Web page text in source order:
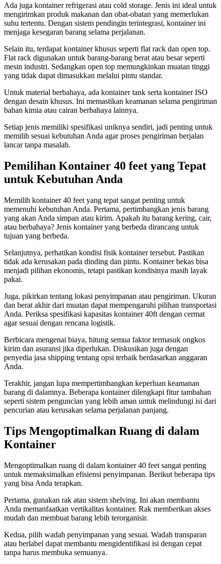
Ada juga kontainer refrigerasi atau cold storage. Jenis ini ideal untuk
mengirimkan produk makanan dan obat-obatan yang memerlukan
suhu tertentu. Dengan sistem pendingin terintegrasi, kontainer ini
menjaga kesegaran barang selama perjalanan.
Selain itu, terdapat kontainer khusus seperti flat rack dan open top.
Flat rack digunakan untuk barang-barang berat atau besar seperti
mesin industri. Sedangkan open top memungkinkan muatan tinggi
yang tidak dapat dimasukkan melalui pintu standar.
Untuk material berbahaya, ada kontainer tank serta kontainer ISO
dengan desain khusus. Ini memastikan keamanan selama pengiriman
bahan kimia atau cairan berbahaya lainnya.
Setiap jenis memiliki spesifikasi uniknya sendiri, jadi penting untuk
memilih sesuai kebutuhan Anda agar proses pengiriman berjalan
lancar tanpa masalah.
Pemilihan Kontainer 40 feet yang Tepat
untuk Kebutuhan Anda
Memilih kontainer 40 feet yang tepat sangat penting untuk
memenuhi kebutuhan Anda. Pertama, pertimbangkan jenis barang
yang akan Anda simpan atau kirim. Apakah itu barang kering, cair,
atau berbahaya? Jenis kontainer yang berbeda dirancang untuk
tujuan yang berbeda.
Selanjutnya, perhatikan kondisi fisik kontainer tersebut. Pastikan
tidak ada kerusakan pada dinding dan pintu. Kontainer bekas bisa
menjadi pilihan ekonomis, tetapi pastikan kondisinya masih layak
pakai.
Juga, pikirkan tentang lokasi penyimpanan atau pengiriman. Ukuran
dan berat akhir dari muatan dapat mempengaruhi pilihan transportasi
Anda. Periksa spesifikasi kapasitas kontainer 40ft dengan cermat
agar sesuai dengan rencana logistik.
Berbicara mengenai biaya, hitung semua faktor termasuk ongkos
kirim dan asuransi jika diperlukan. Diskusikan juga dengan
penyedia jasa shipping tentang opsi terbaik berdasarkan anggaran
Anda.
Terakhir, jangan lupa mempertimbangkan keperluan keamanan
barang di dalamnya. Beberapa kontainer dilengkapi fitur tambahan
seperti sistem penguncian yang lebih aman untuk melindungi isi dari
pencurian atau kerusakan selama perjalanan panjang.
Tips Mengoptimalkan Ruang di dalam
Kontainer
Mengoptimalkan ruang di dalam kontainer 40 feet sangat penting
untuk memaksimalkan efisiensi penyimpanan. Berikut beberapa tips
yang bisa Anda terapkan.
Pertama, gunakan rak atau sistem shelving. Ini akan membantu
Anda memanfaatkan vertikalitas kontainer. Rak memberikan akses
mudah dan membuat barang lebih terorganisir.
Kedua, pilih wadah penyimpanan yang sesuai. Wadah transparan
atau berlabel dapat membantu mengidentifikasi isi dengan cepat
tanpa harus membuka semuanya.